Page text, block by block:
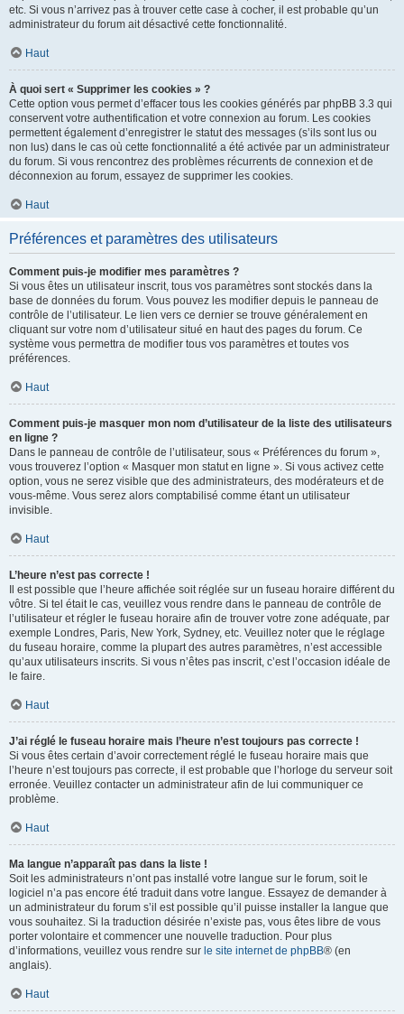
etc. Si vous n’arrivez pas à trouver cette case à cocher, il est probable qu’un
administrateur du forum ait désactivé cette fonctionnalité.
Haut
À quoi sert « Supprimer les cookies » ?
Cette option vous permet d’effacer tous les cookies générés par phpBB 3.3 qui
conservent votre authentification et votre connexion au forum. Les cookies
permettent également d’enregistrer le statut des messages (s’ils sont lus ou
non lus) dans le cas où cette fonctionnalité a été activée par un administrateur
du forum. Si vous rencontrez des problèmes récurrents de connexion et de
déconnexion au forum, essayez de supprimer les cookies.
Haut
Préférences et paramètres des utilisateurs
Comment puis-je modifier mes paramètres ?
Si vous êtes un utilisateur inscrit, tous vos paramètres sont stockés dans la
base de données du forum. Vous pouvez les modifier depuis le panneau de
contrôle de l’utilisateur. Le lien vers ce dernier se trouve généralement en
cliquant sur votre nom d’utilisateur situé en haut des pages du forum. Ce
système vous permettra de modifier tous vos paramètres et toutes vos
préférences.
Haut
Comment puis-je masquer mon nom d’utilisateur de la liste des utilisateurs
en ligne ?
Dans le panneau de contrôle de l’utilisateur, sous « Préférences du forum »,
vous trouverez l’option « Masquer mon statut en ligne ». Si vous activez cette
option, vous ne serez visible que des administrateurs, des modérateurs et de
vous-même. Vous serez alors comptabilisé comme étant un utilisateur
invisible.
Haut
L’heure n’est pas correcte !
Il est possible que l’heure affichée soit réglée sur un fuseau horaire différent du
vôtre. Si tel était le cas, veuillez vous rendre dans le panneau de contrôle de
l’utilisateur et régler le fuseau horaire afin de trouver votre zone adéquate, par
exemple Londres, Paris, New York, Sydney, etc. Veuillez noter que le réglage
du fuseau horaire, comme la plupart des autres paramètres, n’est accessible
qu’aux utilisateurs inscrits. Si vous n’êtes pas inscrit, c’est l’occasion idéale de
le faire.
Haut
J’ai réglé le fuseau horaire mais l’heure n’est toujours pas correcte !
Si vous êtes certain d’avoir correctement réglé le fuseau horaire mais que
l’heure n’est toujours pas correcte, il est probable que l’horloge du serveur soit
erronée. Veuillez contacter un administrateur afin de lui communiquer ce
problème.
Haut
Ma langue n’apparaît pas dans la liste !
Soit les administrateurs n’ont pas installé votre langue sur le forum, soit le
logiciel n’a pas encore été traduit dans votre langue. Essayez de demander à
un administrateur du forum s’il est possible qu’il puisse installer la langue que
vous souhaitez. Si la traduction désirée n’existe pas, vous êtes libre de vous
porter volontaire et commencer une nouvelle traduction. Pour plus
d’informations, veuillez vous rendre sur le site internet de phpBB® (en
anglais).
Haut